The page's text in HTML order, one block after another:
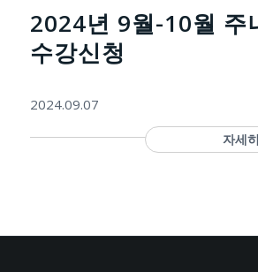
2024년 9월-10월 주
수강신청
2024.09.07
자세